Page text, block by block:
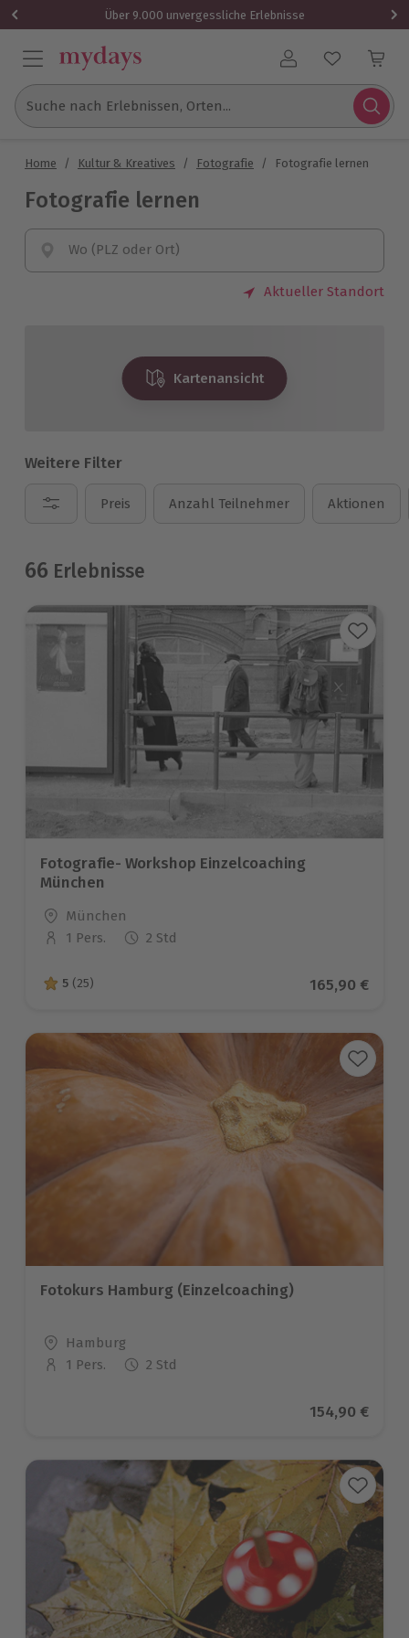
Über 9.000 unvergessliche Erlebnisse
Benutzerkonto
Suche nach Erlebnissen, Orten...
Home / Kultur & Kreatives / Fotografie / Fotografie lernen
Fotografie lernen
Wo (PLZ oder Ort)
Aktueller Standort
Kartenansicht
Weitere Filter
Preis Anzahl Teilnehmer Aktionen
66 Erlebnisse
Fotografie- Workshop Einzelcoaching
München
Standort
München
Anzahl der Teilnehmer
1 Pers. 2 Std
5 von 5 Sternen basierend auf 25 Bewertungen
5 (25) Aktueller
165,90 €
Fotokurs Hamburg (Einzelcoaching)
Standort
Hamburg
Anzahl der Teilnehmer
1 Pers. 2 Std
Aktueller
154,90 €